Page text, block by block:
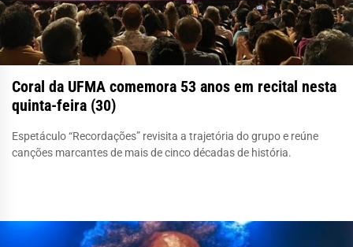
Coral da UFMA comemora 53 anos em recital nesta
quinta-feira (30)
Espetáculo “Recordações” revisita a trajetória do grupo e reúne
canções marcantes de mais de cinco décadas de história.